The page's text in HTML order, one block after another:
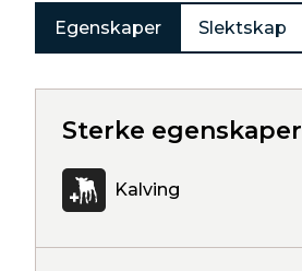
Egenskaper Slektskap
Sterke egenskaper
Kalving